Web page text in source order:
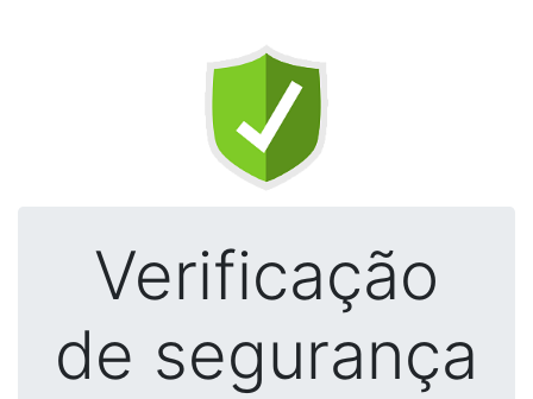
Verificação
de segurança